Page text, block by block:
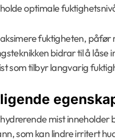
optimale
fuktigheten,
bidrar til å låse
som tilbyr langvarig
mist inneholder
som kan lindre irritert